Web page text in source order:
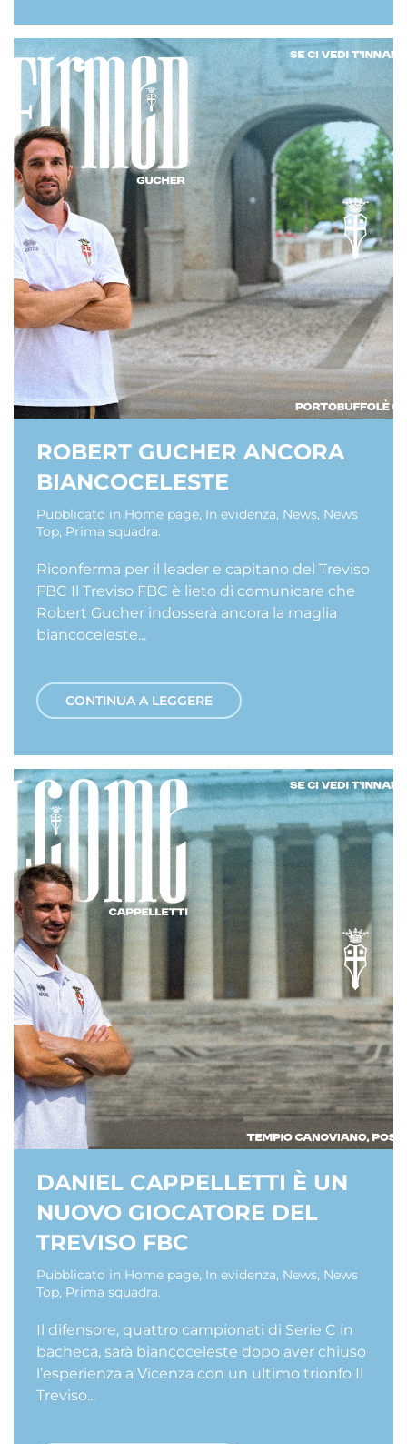
ROBERT GUCHER ANCORA
BIANCOCELESTE
Pubblicato in Home page, In evidenza, News, News
Top, Prima squadra.
Riconferma per il leader e capitano del Treviso
FBC Il Treviso FBC è lieto di comunicare che
Robert Gucher indosserà ancora la maglia
biancoceleste...
CONTINUA A LEGGERE
DANIEL CAPPELLETTI È UN
NUOVO GIOCATORE DEL
TREVISO FBC
Pubblicato in Home page, In evidenza, News, News
Top, Prima squadra.
Il difensore, quattro campionati di Serie C in
bacheca, sarà biancoceleste dopo aver chiuso
l’esperienza a Vicenza con un ultimo trionfo Il
Treviso...